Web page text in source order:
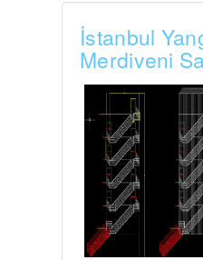
İstanbul
Merdiveni